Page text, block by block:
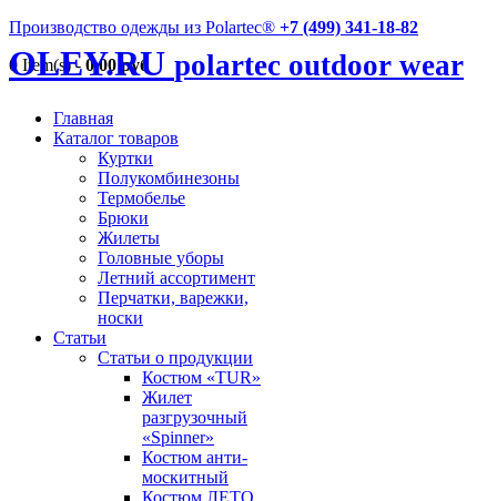
Производство одежды из Polartec® +7 (499) 341-18-82
0 Item(s) -0,00 руб
OLEY.RU polartec outdoor wear
Главная
Каталог товаров
Куртки
Полукомбинезоны
Термобелье
Брюки
Жилеты
Головные уборы
Летний ассортимент
Перчатки, варежки,
носки
Статьи
Статьи о продукции
Костюм «TUR»
Жилет
разгрузочный
«Spinner»
Костюм анти-
москитный
Костюм ЛЕТО